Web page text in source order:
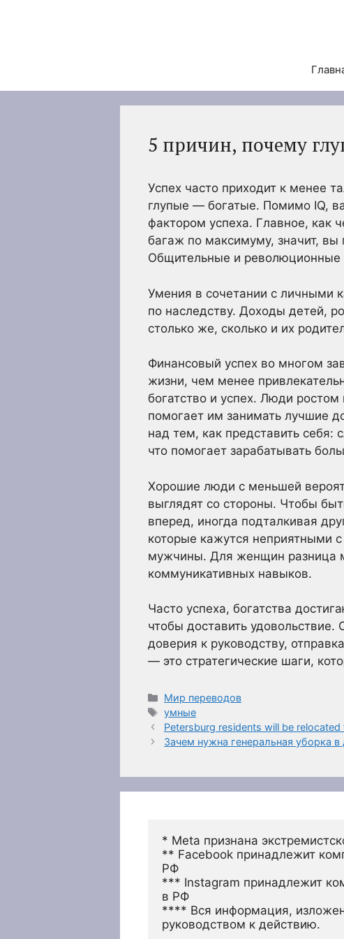
5 причин, почему
Успех часто приходит к менее
глупые — богатые. Помимо IQ,
фактором успеха. Главное, как
багаж по максимуму, значит, вы
Общительные и революционные
Умения в сочетании с личными
по наследству. Доходы детей,
столько же, сколько и их
Финансовый успех во многом
жизни, чем менее
богатство и успех. Люди
помогает им занимать лучшие
над тем, как представить себя:
что помогает зарабатывать
Хорошие люди с меньшей
выглядят со стороны. Чтобы
вперед, иногда подталкивая
которые кажутся неприятными
мужчины. Для женщин разница
коммуникативных навыков.
Часто успеха, богатства
чтобы доставить
доверия к руководству,
— это стратегические шаги,
Рубрики
Мир переводов
Метки
умные
Petersburg residents will be
Зачем нужна генеральная уборка
* Meta признана
** Facebook принадлежит
РФ
*** Instagram принадлежит
в РФ
**** Вся информация,
руководством к действию.